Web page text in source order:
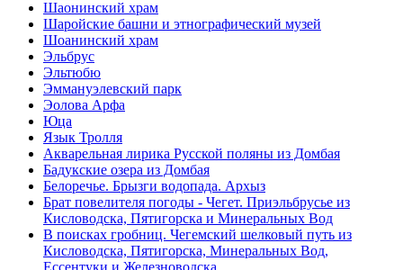
Шаонинский храм
Шаройские башни и этнографический музей
Шоанинский храм
Эльбрус
Эльтюбю
Эммануэлевский парк
Эолова Арфа
Юца
Язык Тролля
Акварельная лирика Русской поляны из Домбая
Бадукские озера из Домбая
Белоречье. Брызги водопада. Архыз
Брат повелителя погоды - Чегет. Приэльбрусье из
Кисловодска, Пятигорска и Минеральных Вод
В поисках гробниц. Чегемский шелковый путь из
Кисловодска, Пятигорска, Минеральных Вод,
Ессентуки и Железноводска